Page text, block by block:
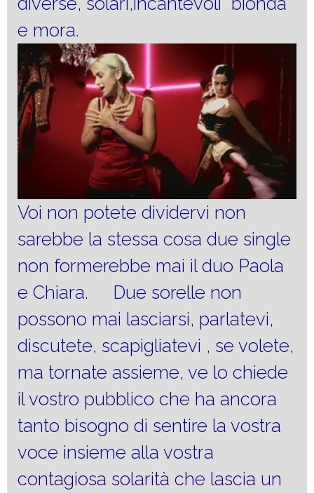
e mora.
Voi non potete dividervi non
sarebbe la stessa cosa due single
non formerebbe mai il duo Paola
e Chiara. Due sorelle non
possono mai lasciarsi, parlatevi,
discutete, scapigliatevi , se volete,
ma tornate assieme, ve lo chiede
il vostro pubblico che ha ancora
tanto bisogno di sentire la vostra
voce insieme alla vostra
contagiosa solarità che lascia un